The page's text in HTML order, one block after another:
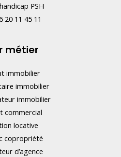
PSH
20 11 45 11
métier
immobilier
immobilier
immobilier
commercial
locative
copropriété
d’agence